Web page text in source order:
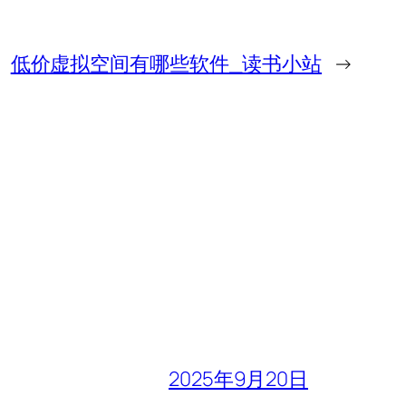
低价虚拟空间有哪些软件_读书小站 →
2025年9月20日